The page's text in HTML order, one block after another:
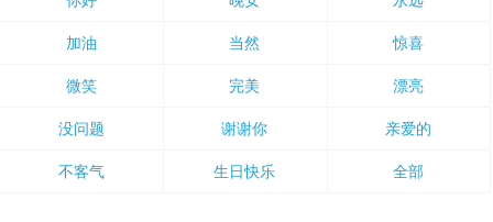
加油 当然 惊喜
微笑 完美 漂亮
没问题 谢谢你 亲爱的
不客气 生日快乐 全部